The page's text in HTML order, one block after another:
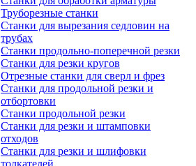
Труборезные станки
Станки для вырезания седловин на
трубаx
Станки продольно-поперечной резки
Станки для резки кругов
Отрезные станки для сверл и фрез
Станки для продольной резки и
отбортовки
Станки продольной резки
Станки для резки и штамповки
отходов
Станки для резки и шлифовки
толкателей